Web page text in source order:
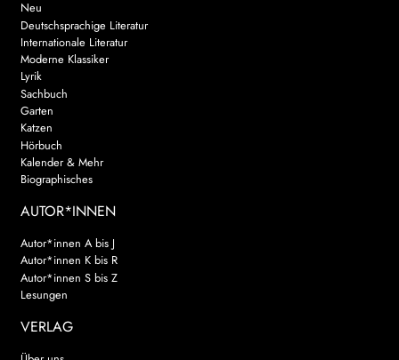
Neu
Deutschsprachige Literatur
Internationale Literatur
Moderne Klassiker
Lyrik
Sachbuch
Garten
Katzen
Hörbuch
Kalender & Mehr
Biographisches
AUTOR*INNEN
Autor*innen A bis J
Autor*innen K bis R
Autor*innen S bis Z
Lesungen
VERLAG